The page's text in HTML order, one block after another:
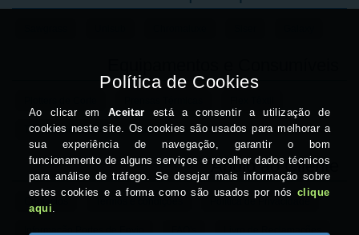
Transfer de Laser Crachás
Apoio ao Cliente
Contactos Política de Privacidade
Informação Portes de Envio FAQ's Livro de Reclamações